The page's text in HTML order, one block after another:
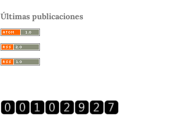
Últimas publicaciones